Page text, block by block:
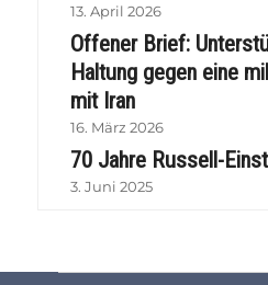
13. April 2026
Offener Brief:
Haltung gegen eine
mit Iran
16. März 2026
70 Jahre Russell-
3. Juni 2025